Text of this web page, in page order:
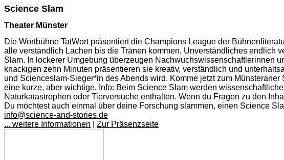
Science Slam
Theater Münster
Die Wortbühne TatWort präsentiert die Champions League der
alle verständlich Lachen bis die Tränen kommen, Unverständliches endlich
Slam. In lockerer Umgebung überzeugen Nachwuchswissenschaftlerinnen
knackigen zehn Minuten präsentieren sie kreativ, verständlich und
und Scienceslam-Sieger*in des Abends wird. Komme jetzt zum
eine kurze, aber wichtige, Info: Beim Science Slam werden
Naturkatastrophen oder Tierversuche enthalten. Wenn du Fragen zu den
Du möchtest auch einmal über deine Forschung slammen, einen Science
info@science-and-stories.de
... weitere Informationen
Zur Präsenzseite